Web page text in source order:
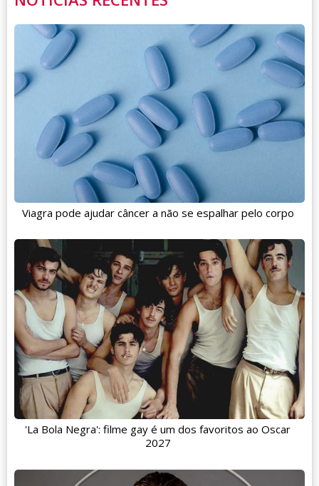
Viagra pode ajudar câncer a não se espalhar pelo corpo
'La Bola Negra': filme gay é um dos favoritos ao Oscar
2027